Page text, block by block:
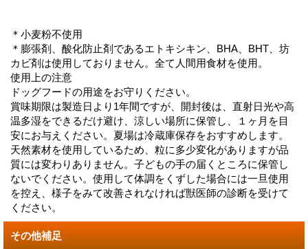
＊小麦粉不使用
＊膨張剤、酸化防止剤であるエトキシキン、BHA、BHT、坊
カビ剤は使用しておりません。全て人間用食材を使用。
使用上の注意
ドッグフードの用途をお守りください。
賞味期限は製造日より1年間ですが、開封後は、直射日光や高
温多湿をできるだけ避け、涼しい場所に保管し、１ヶ月を目
安にお与えください。夏場は冷蔵庫保存をおすすめします。
天然素材を使用しているため、粒に多少変化がありますが品
質には変わりありません。子どもの手の届くところに保管し
ないでください。使用して体調をくずした場合には一旦使用
を控え、様子をみて改善されなければ獣医師の診断を受けて
ください。
その他補足